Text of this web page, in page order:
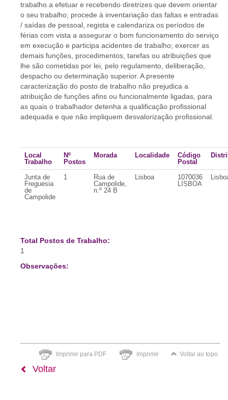
trabalho a efetuar e recebendo diretrizes que devem orientar
o seu trabalho; procede à inventariação das faltas e entradas
/ saídas de pessoal, regista e calendariza os períodos de
férias com vista a assegurar o bom funcionamento do serviço
em execução e participa acidentes de trabalho; exercer as
demais funções, procedimentos, tarefas ou atribuições que
lhe são cometidas por lei, pelo regulamento, deliberação,
despacho ou determinação superior. A presente
caracterização do posto de trabalho não prejudica a
atribuição de funções afins ou funcionalmente ligadas, para
as quais o trabalhador detenha a qualificação profissional
adequada e que não impliquem desvalorização profissional.
Local
Trabalho
Nº
Postos
Morada Localidade
Código
Postal
Junta de
Freguesia
de
Campolide
1
Rua de
Campolide,
n.º 24 B
Lisboa
1070036
LISBOA
Total Postos de Trabalho:
1
Observações:
Imprimir para PDF Imprimir Voltar ao topo
Voltar